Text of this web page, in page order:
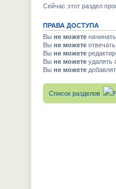
Сейчас этот раздел
ПРАВА ДОСТУПА
Вы не можете
Вы не можете
Вы не можете
Вы не можетеудалять
Вы не можете
Список разделов